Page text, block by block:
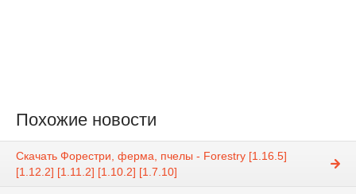
Похожие новости
Скачать Форестри, ферма, пчелы - Forestry [1.16.5]
[1.12.2] [1.11.2] [1.10.2] [1.7.10]